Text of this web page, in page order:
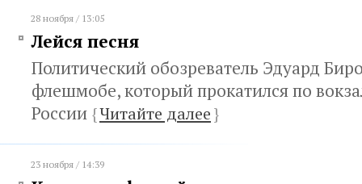
28 ноября / 13:05
Лейся песня
Политический обозреватель Эдуард
флешмобе, который прокатился по
России {Читайте далее}
23 ноября / 14:39